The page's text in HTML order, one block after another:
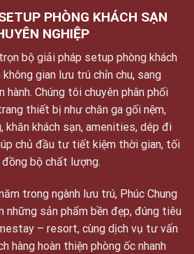
PHÒNG KHÁCH SẠN
NGHIỆP
bộ giải pháp setup phòng khách
gian lưu trú chỉn chu, sang
Chúng tôi chuyên phân phối
thiết bị như chăn ga gối nệm,
khăn khách sạn, amenities, dép đi
chủ đầu tư tiết kiệm thời gian, tối
bộ chất lượng.
trong ngành lưu trú, Phúc Chung
những sản phẩm bền đẹp, đúng tiêu
– resort, cùng dịch vụ tư vấn
hàng hoàn thiện phòng ốc nhanh